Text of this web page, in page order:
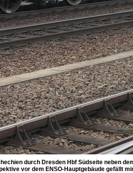
durch Dresden Hbf Südseite neben
vor dem ENSO-Hauptgebäude gefällt